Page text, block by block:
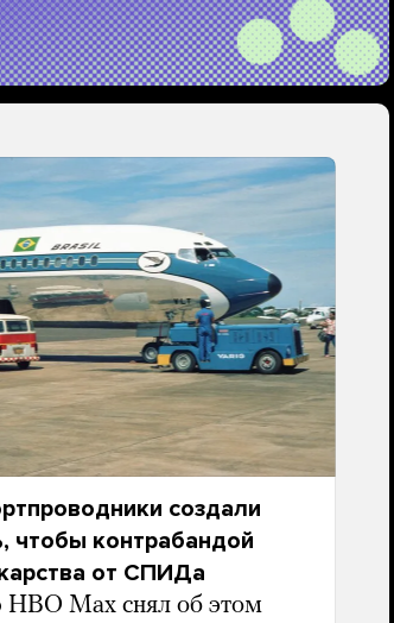
создали
чтобы контрабандой
от СПИДа
HBO Max снял об этом